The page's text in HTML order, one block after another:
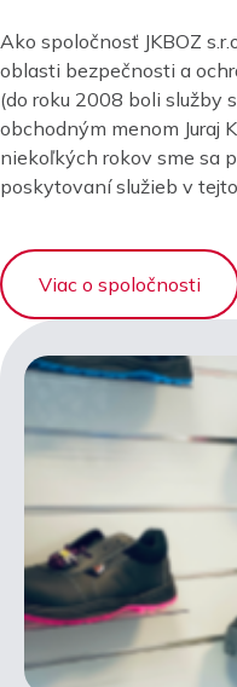
Ako spoločnosť JKBOZ
oblasti bezpečnosti a
(do roku 2008 boli služby
obchodným menom Juraj
niekoľkých rokov sme sa
poskytovaní služieb v
Viac o spoločnosti